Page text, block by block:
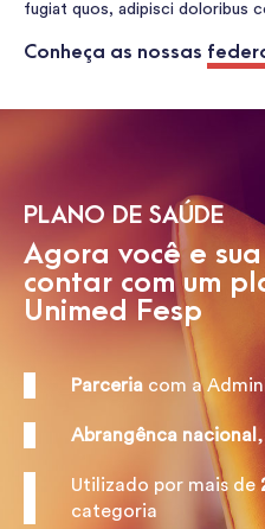
fugiat quos, adipisci doloribus
Conheça as nossas
PLANO DE SAÚDE
Agora você e
contar com um
Unimed Fesp
Parceria com a
Abrangênca nacional
Utilizado por mais de
categoria